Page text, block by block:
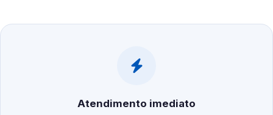
Atendimento imediato